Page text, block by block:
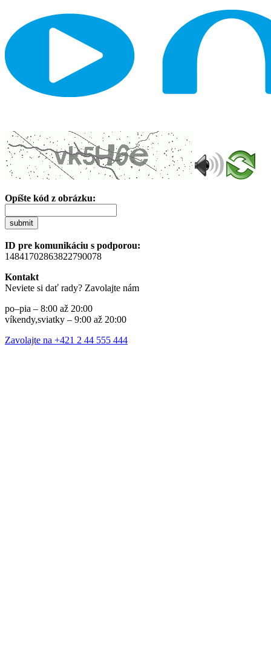
Opíšte kód z obrázku:
submit
ID pre komunikáciu s podporou:
14841702863822790078
Kontakt
Neviete si dať rady? Zavolajte nám
po–pia – 8:00 až 20:00
víkendy,sviatky – 9:00 až 20:00
Zavolajte na +421 2 44 555 444